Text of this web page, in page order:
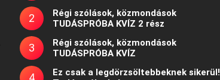
Régi szólások, közmondások
TUDÁSPRÓBA KVÍZ 2 rész
Régi szólások, közmondások
TUDÁSPRÓBA KVÍZ
Ez csak a legdörzsöltebbeknek sikerül!